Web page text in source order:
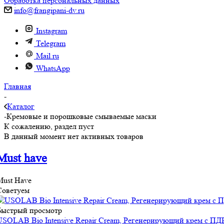
info@frangipani-dv.ru
Instagram
Telegram
Mail.ru
WhatsApp
Главная
-
Каталог
-Кремовые и порошковые смываемые маски
К сожалению, раздел пуст
В данный момент нет активных товаров
have
Have
просмотр
Bio Intensive Repair Cream, Регенерирующий крем с